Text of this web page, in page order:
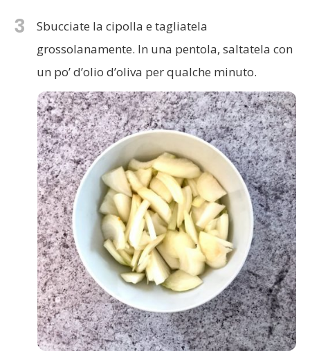
3
Sbucciate la cipolla e tagliatela
grossolanamente. In una pentola, saltatela con
un po’ d’olio d’oliva per qualche minuto.